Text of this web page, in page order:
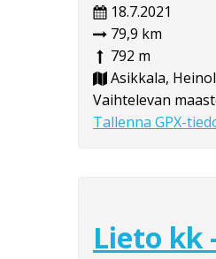
18.7.2021
79,9 km
792 m
Asikkala,
Vaihtelevan
Tallenna GPX-
Lieto kk